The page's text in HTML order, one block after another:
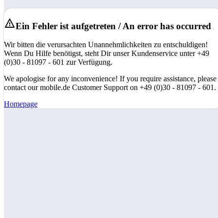
Ein Fehler ist aufgetreten / An error has occurred
Wir bitten die verursachten Unannehmlichkeiten zu entschuldigen!
Wenn Du Hilfe benötigst, steht Dir unser Kundenservice unter +49
(0)30 - 81097 - 601 zur Verfügung.
We apologise for any inconvenience! If you require assistance, please
contact our mobile.de Customer Support on +49 (0)30 - 81097 - 601.
Homepage